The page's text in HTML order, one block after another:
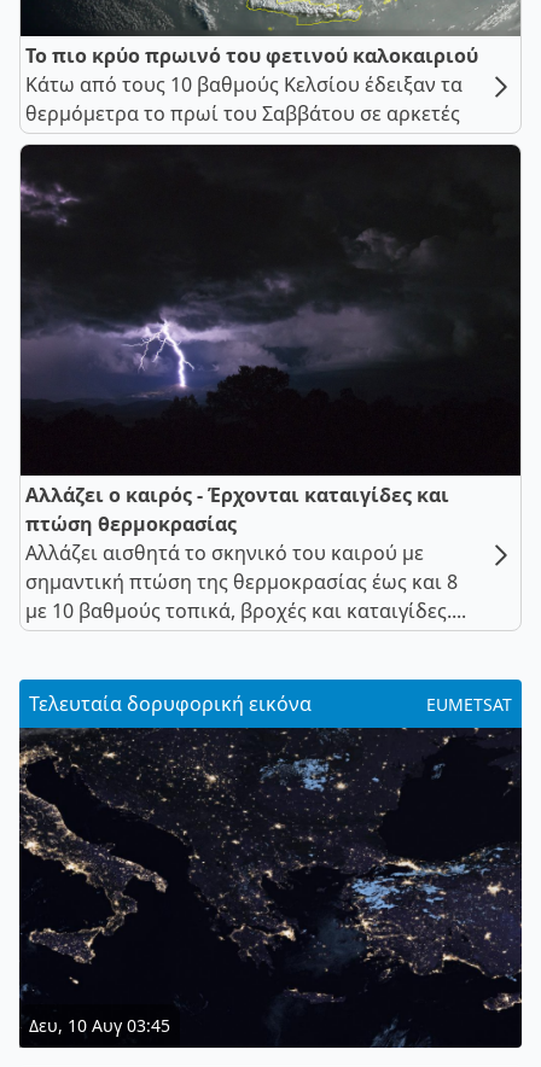
Το πιο κρύο πρωινό του φετινού καλοκαιριού
Κάτω από τους 10 βαθμούς Κελσίου έδειξαν τα
θερμόμετρα το πρωί του Σαββάτου σε αρκετές
Αλλάζει ο καιρός - Έρχονται καταιγίδες και
πτώση θερμοκρασίας
Αλλάζει αισθητά το σκηνικό του καιρού με
σημαντική πτώση της θερμοκρασίας έως και 8
με 10 βαθμούς τοπικά, βροχές και καταιγίδες....
Τελευταία δορυφορική εικόνα EUMETSAT
Δευ, 10 Αυγ 03:45